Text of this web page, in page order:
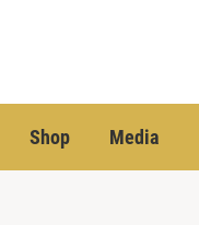
Shop Media